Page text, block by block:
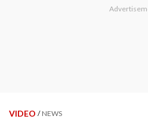
VIDEO / NEWS